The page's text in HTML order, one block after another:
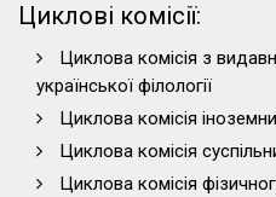
Циклові комісії:
Циклова комісія з
української філології
Циклова комісія
Циклова комісія
Циклова комісія